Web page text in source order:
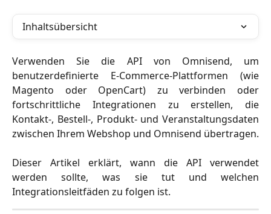
Inhaltsübersicht
Verwenden Sie die API von Omnisend, um
benutzerdefinierte E-Commerce-Plattformen (wie
Magento oder OpenCart) zu verbinden oder
fortschrittliche Integrationen zu erstellen, die
Kontakt-, Bestell-, Produkt- und Veranstaltungsdaten
zwischen Ihrem Webshop und Omnisend übertragen.
Dieser Artikel erklärt, wann die API verwendet
werden sollte, was sie tut und welchen
Integrationsleitfäden zu folgen ist.